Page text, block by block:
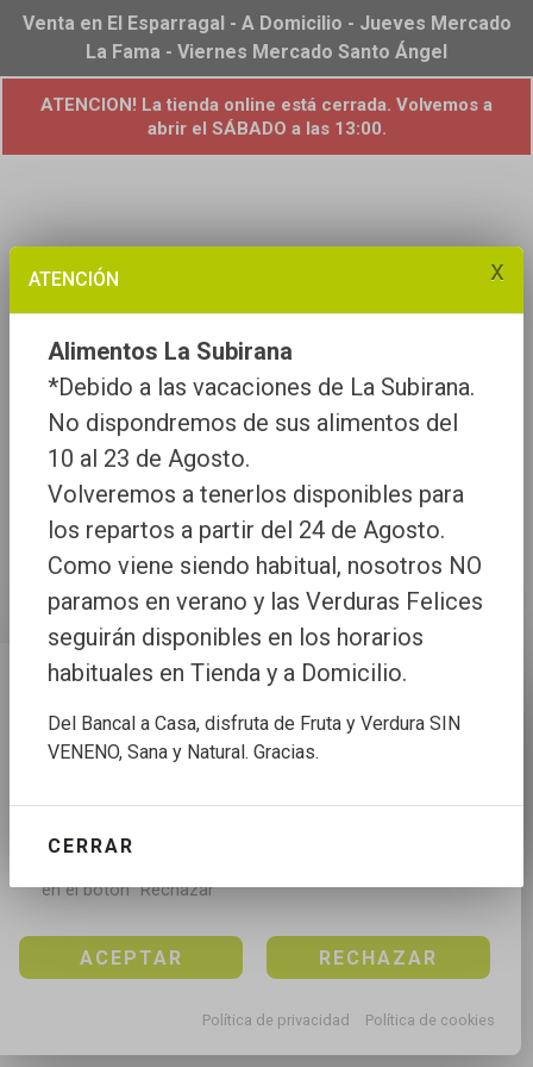
Configuración de cookies
Utilizamos cookies propias y de terceros para mejorar
nuestros servicios, para analizar el tráfico, para
análisis de la navegación.
Puedes aceptar todas las cookies pulsando en el
en el botón “Rechazar”
ACEPTAR RECHAZAR
Política de privacidad Política de cookies
ATENCIÓN x
Alimentos La Subirana
*Debido a las vacaciones de La Subirana.
No dispondremos de sus alimentos del
10 al 23 de Agosto.
Volveremos a tenerlos disponibles para
los repartos a partir del 24 de Agosto.
Como viene siendo habitual, nosotros NO
paramos en verano y las Verduras Felices
seguirán disponibles en los horarios
habituales en Tienda y a Domicilio.
Del Bancal a Casa, disfruta de Fruta y Verdura SIN
VENENO, Sana y Natural. Gracias.
CERRAR
Venta en El Esparragal - A Domicilio - Jueves Mercado
La Fama - Viernes Mercado Santo Ángel
ATENCION! La tienda online está cerrada. Volvemos a
abrir el SÁBADO a las 13:00.